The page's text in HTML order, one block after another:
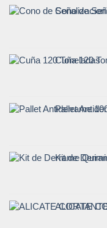
Cono de
Cuña 120
Pallet
Kit de
ALICATE